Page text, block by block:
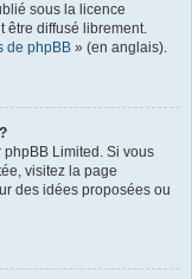
sous la licence
être diffusé librement.
de phpBB » (en anglais).
Limited. Si vous
visitez la page
des idées proposées ou